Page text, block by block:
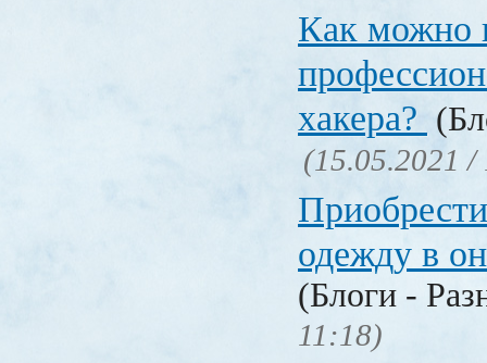
Как можно
хакера?
(15.05.2021 /
одежду в
(Блоги -
11:18)